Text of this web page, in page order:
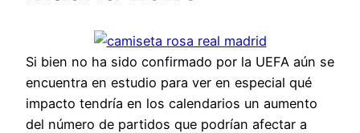
Si bien no ha sido confirmado por la UEFA aún se
encuentra en estudio para ver en especial qué
impacto tendría en los calendarios un aumento
del número de partidos que podrían afectar a